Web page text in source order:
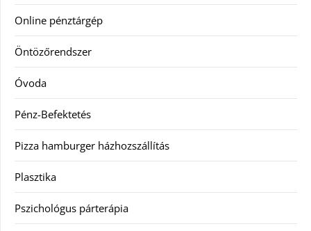
Online pénztárgép
Öntözőrendszer
Óvoda
Pénz-Befektetés
Pizza hamburger házhozszállítás
Plasztika
Pszichológus párterápia